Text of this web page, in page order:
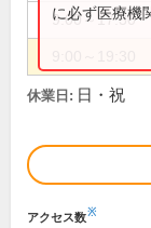
9:00～17:30
に必ず医療機
休業日: 日・祝
アクセス数※